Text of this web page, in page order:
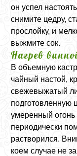
он успел
снимите цедру,
прослойку, и
выжмите сок.
Нагрев
В объемную
чайный настой,
свежевыжатый
подготовленную
умеренный огонь
периодически
растворился.
коем случае не